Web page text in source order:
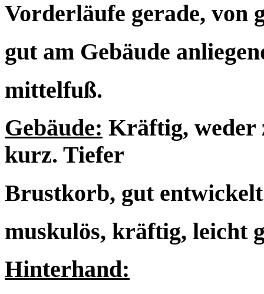
Vorderläufe gerade, von
gut am Gebäude
mittelfuß.
Gebäude: Kräftig, weder
kurz. Tiefer
Brustkorb, gut
muskulös, kräftig, leicht
Hinterhand: